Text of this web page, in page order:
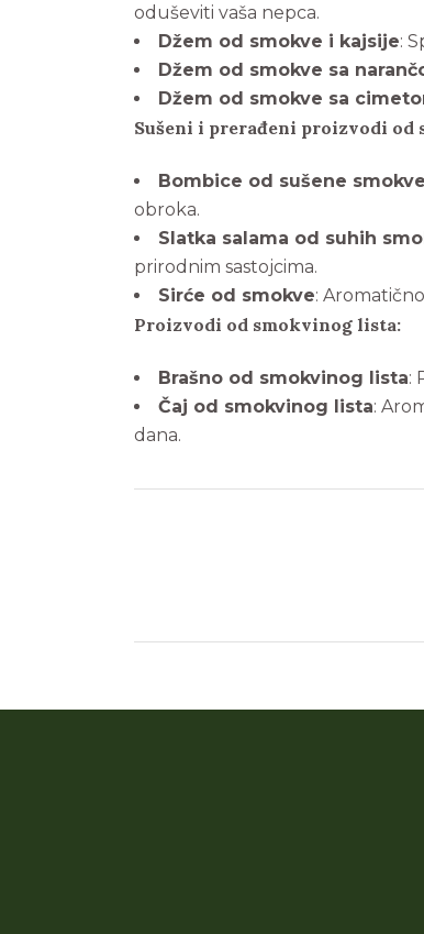
oduševiti vaša nepca.
Džem od smokve i kajsije:
Džem od smokve sa
Džem od smokve sa
Sušeni i prerađeni proizvodi od
Bombice od sušene smokve
obroka.
Slatka salama od suhih
prirodnim sastojcima.
Sirće od smokve:
Proizvodi od smokvinog lista:
Brašno od smokvinog lista:
Čaj od smokvinog lista:
dana.